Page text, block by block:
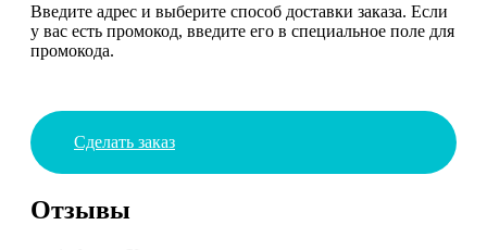
Введите адрес и выберите способ доставки заказа. Если
у вас есть промокод, введите его в специальное поле для
промокода.
Сделать заказ
Отзывы